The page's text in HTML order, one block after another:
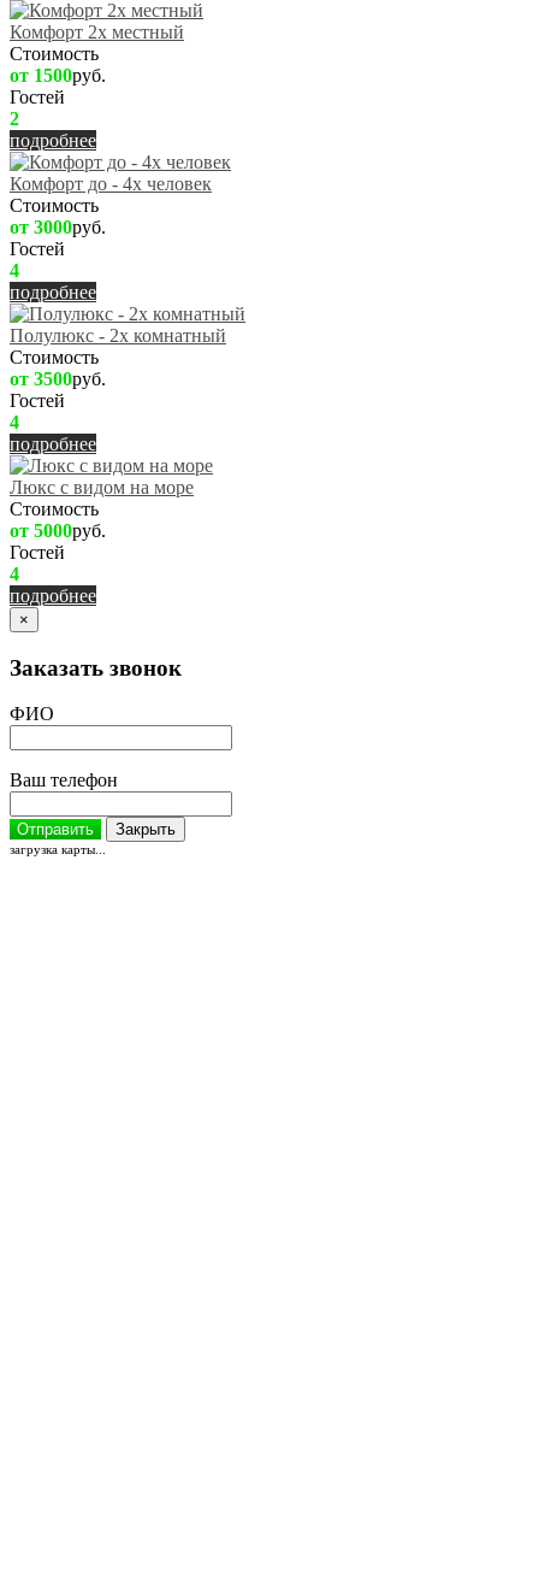
Комфорт 2х местный
Стоимость
от 1500руб.
Гостей
2
подробнее
Комфорт до - 4х человек
Стоимость
от 3000руб.
Гостей
4
подробнее
Полулюкс - 2х комнатный
Стоимость
от 3500руб.
Гостей
4
подробнее
Люкс с видом на море
Стоимость
от 5000руб.
Гостей
4
подробнее
×
Заказать звонок
ФИО
Ваш телефон
Отправить Закрыть
загрузка карты...